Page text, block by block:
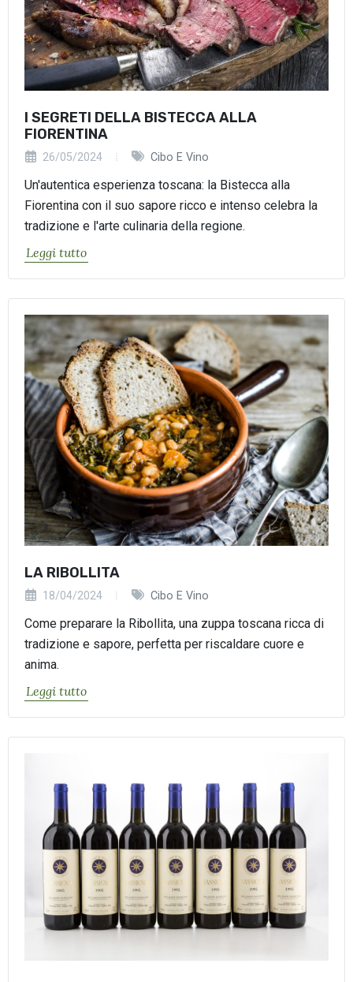
I SEGRETI DELLA BISTECCA ALLA
FIORENTINA
26/05/2024 Cibo E Vino
Un'autentica esperienza toscana: la Bistecca alla
Fiorentina con il suo sapore ricco e intenso celebra la
tradizione e l'arte culinaria della regione.
Leggi tutto
LA RIBOLLITA
18/04/2024 Cibo E Vino
Come preparare la Ribollita, una zuppa toscana ricca di
tradizione e sapore, perfetta per riscaldare cuore e
anima.
Leggi tutto